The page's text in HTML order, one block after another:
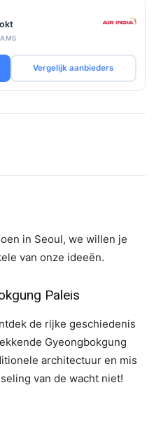
Vergelijk aanbieders
in Seoul, we willen je
van onze ideeën.
Paleis
de rijke geschiedenis
Gyeongbokgung
architectuur en mis
van de wacht niet!